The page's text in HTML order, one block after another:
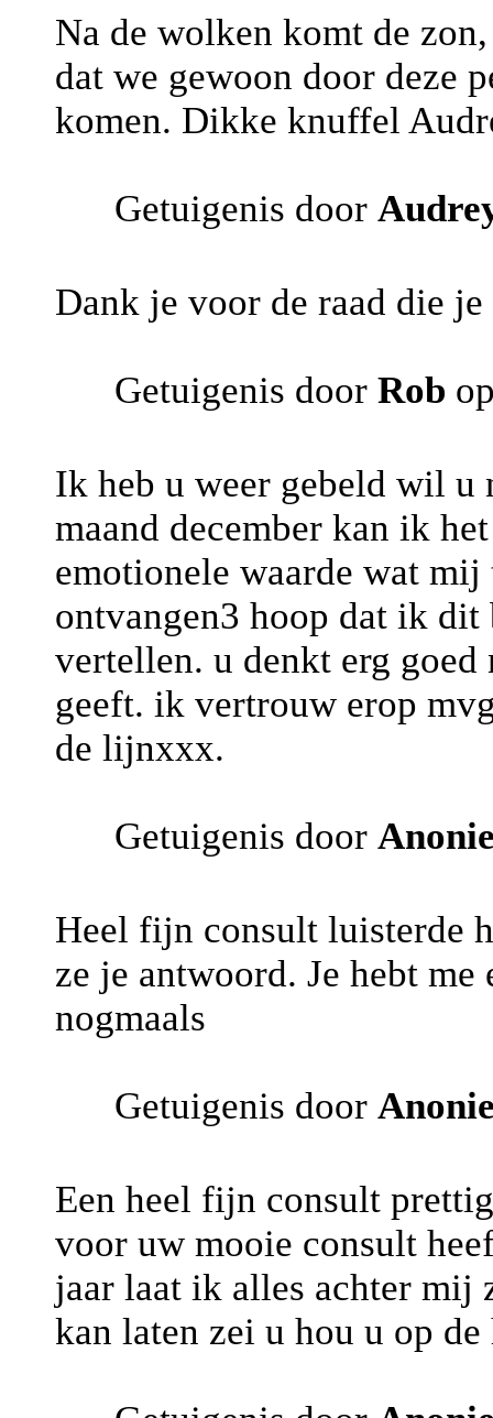
Na de wolken komt de
dat we gewoon door deze
komen. Dikke knuffel
Getuigenis door
Dank je voor de raad die
Getuigenis door Rob
Ik heb u weer gebeld wil u
maand december kan ik
emotionele waarde wat
ontvangen3 hoop dat ik
vertellen. u denkt erg
geeft. ik vertrouw erop
de lijnxxx.
Getuigenis door
Heel fijn consult luisterde
ze je antwoord. Je hebt
nogmaals
Getuigenis door
Een heel fijn consult
voor uw mooie consult
jaar laat ik alles achter mij
kan laten zei u hou u op